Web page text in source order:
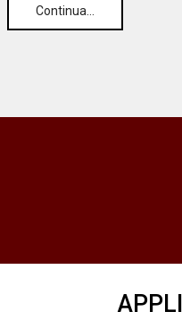
Continua…